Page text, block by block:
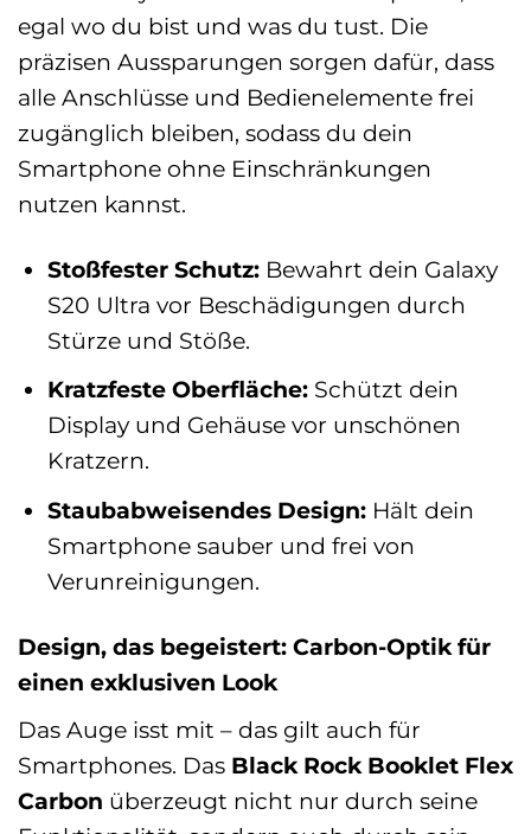
egal wo du bist und was du tust. Die
präzisen Aussparungen sorgen dafür, dass
alle Anschlüsse und Bedienelemente frei
zugänglich bleiben, sodass du dein
Smartphone ohne Einschränkungen
nutzen kannst.
Stoßfester Schutz: Bewahrt dein Galaxy
S20 Ultra vor Beschädigungen durch
Stürze und Stöße.
Kratzfeste Oberfläche: Schützt dein
Display und Gehäuse vor unschönen
Kratzern.
Staubabweisendes Design: Hält dein
Smartphone sauber und frei von
Verunreinigungen.
Design, das begeistert: Carbon-Optik für
einen exklusiven Look
Das Auge isst mit – das gilt auch für
Smartphones. Das Black Rock Booklet Flex
Carbon überzeugt nicht nur durch seine